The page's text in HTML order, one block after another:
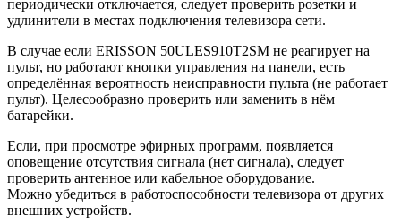
периодически отключается, следует проверить розетки и
удлинители в местах подключения телевизора сети.
В случае если ERISSON 50ULES910T2SM не реагирует на
пульт, но работают кнопки управления на панели, есть
определённая вероятность неисправности пульта (не работает
пульт). Целесообразно проверить или заменить в нём
батарейки.
Если, при просмотре эфирных программ, появляется
оповещение отсутствия сигнала (нет сигнала), следует
проверить антенное или кабельное оборудование.
Можно убедиться в работоспособности телевизора от других
внешних устройств.